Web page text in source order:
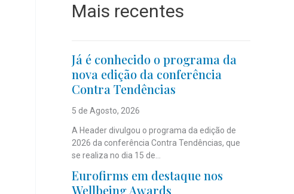
Mais recentes
Já é conhecido o programa da
nova edição da conferência
Contra Tendências
5 de Agosto, 2026
A Header divulgou o programa da edição de
2026 da conferência Contra Tendências, que
se realiza no dia 15 de...
Eurofirms em destaque nos
Wellbeing Awards